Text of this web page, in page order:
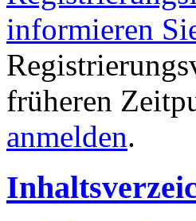
informieren
früheren
anmelden.